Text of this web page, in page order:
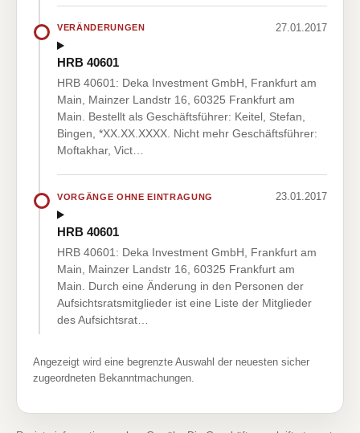
VERÄNDERUNGEN 27.01.2017
HRB 40601
HRB 40601: Deka Investment GmbH, Frankfurt am
Main, Mainzer Landstr 16, 60325 Frankfurt am
Main. Bestellt als Geschäftsführer: Keitel, Stefan,
Bingen, *XX.XX.XXXX. Nicht mehr Geschäftsführer:
Moftakhar, Vict…
VORGÄNGE OHNE EINTRAGUNG 23.01.2017
HRB 40601
HRB 40601: Deka Investment GmbH, Frankfurt am
Main, Mainzer Landstr 16, 60325 Frankfurt am
Main. Durch eine Änderung in den Personen der
Aufsichtsratsmitglieder ist eine Liste der Mitglieder
des Aufsichtsrat…
Angezeigt wird eine begrenzte Auswahl der neuesten sicher
zugeordneten Bekanntmachungen.